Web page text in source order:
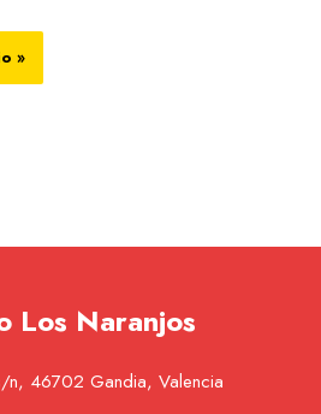
Los Naranjos
n, 46702 Gandia, Valencia